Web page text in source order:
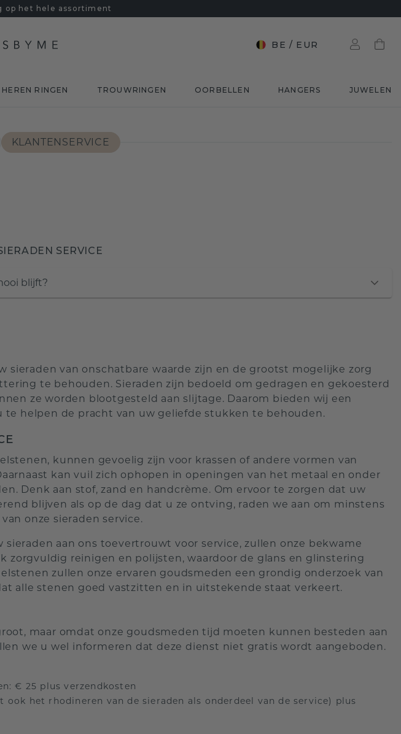
op het hele assortiment
BE / EUR
HEREN RINGEN TROUWRINGEN OORBELLEN HANGERS JUWELEN
KLANTENSERVICE
SERVICE
blijft?
sieraden van onschatbare waarde zijn en de grootst mogelijke zorg
te behouden. Sieraden zijn bedoeld om gedragen en gekoesterd
ze worden blootgesteld aan slijtage. Daarom bieden wij een
te helpen de pracht van uw geliefde stukken te behouden.
kunnen gevoelig zijn voor krassen of andere vormen van
kan vuil zich ophopen in openingen van het metaal en onder
Denk aan stof, zand en handcrème. Om ervoor te zorgen dat uw
blijven als op de dag dat u ze ontving, raden we aan om minstens
onze sieraden service.
sieraden aan ons toevertrouwt voor service, zullen onze bekwame
zorgvuldig reinigen en polijsten, waardoor de glans en glinstering
zullen onze ervaren goudsmeden een grondig onderzoek van
alle stenen goed vastzitten en in uitstekende staat verkeert.
maar omdat onze goudsmeden tijd moeten kunnen besteden aan
we u wel informeren dat deze dienst niet gratis wordt aangeboden.
€ 25 plus verzendkosten
het rhodineren van de sieraden als onderdeel van de service) plus